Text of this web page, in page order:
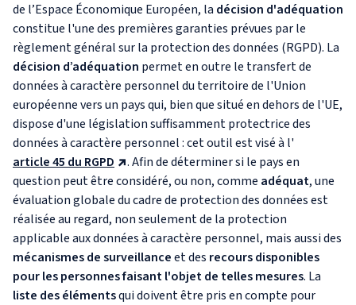
de l’Espace Économique Européen, la décision d'adéquation
constitue l'une des premières garanties prévues par le
règlement général sur la protection des données (RGPD). La
décision d’adéquation permet en outre le transfert de
données à caractère personnel du territoire de l'Union
européenne vers un pays qui, bien que situé en dehors de l'UE,
dispose d'une législation suffisamment protectrice des
données à caractère personnel : cet outil est visé à l'
article 45 du RGPD
. Afin de déterminer si le pays en
question peut être considéré, ou non, comme adéquat, une
évaluation globale du cadre de protection des données est
réalisée au regard, non seulement de la protection
applicable aux données à caractère personnel, mais aussi des
mécanismes de surveillanceet des recours disponibles
pour les personnes faisant l'objet de telles mesures. La
liste des élémentsqui doivent être pris en compte pour